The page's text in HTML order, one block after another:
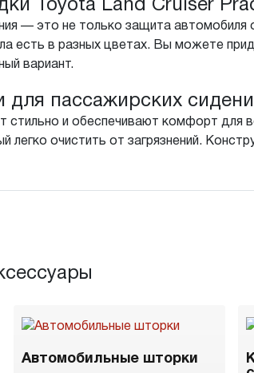
Toyota Land Cruiser
— это не только защита автомобиля
есть в разных цветах. Вы можете
вариант.
пассажирских
стильно и обеспечивают комфорт для
легко очистить от загрязнений.
Автомобильные шторки